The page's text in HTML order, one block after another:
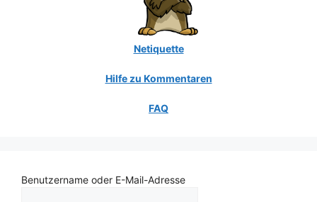
Netiquette
Hilfe zu Kommentaren
FAQ
Benutzername oder E-Mail-Adresse